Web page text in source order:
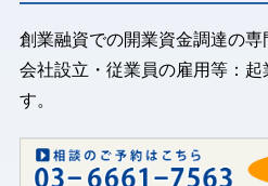
創業融資での開業資金調達の専
会社設立・従業員の雇用等：起
す。